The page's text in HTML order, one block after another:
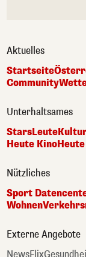
Aktuelles
Startseite
Community
Unterhaltsames
StarsLeute
Heute Kino
Nützliches
Sport
Wohnen
Externe Angebote
NewsFlix